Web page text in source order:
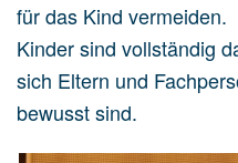
für das Kind vermeiden.
Kinder sind vollständig
sich Eltern und
bewusst sind.